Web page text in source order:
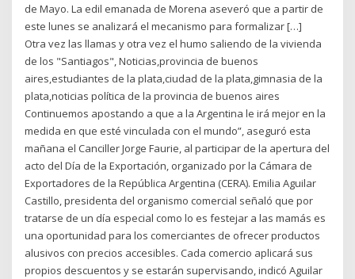
de Mayo. La edil emanada de Morena aseveró que a partir de
este lunes se analizará el mecanismo para formalizar […]
Otra vez las llamas y otra vez el humo saliendo de la vivienda
de los "Santiagos", Noticias,provincia de buenos
aires,estudiantes de la plata,ciudad de la plata,gimnasia de la
plata,noticias política de la provincia de buenos aires
Continuemos apostando a que a la Argentina le irá mejor en la
medida en que esté vinculada con el mundo”, aseguró esta
mañana el Canciller Jorge Faurie, al participar de la apertura del
acto del Día de la Exportación, organizado por la Cámara de
Exportadores de la República Argentina (CERA). Emilia Aguilar
Castillo, presidenta del organismo comercial señaló que por
tratarse de un día especial como lo es festejar a las mamás es
una oportunidad para los comerciantes de ofrecer productos
alusivos con precios accesibles. Cada comercio aplicará sus
propios descuentos y se estarán supervisando, indicó Aguilar